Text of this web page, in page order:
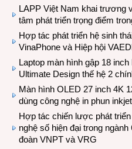
LAPP Việt Nam khai trương
tâm phát triển trọng điểm
Hợp tác phát triển hệ sinh
VinaPhone và Hiệp hội
Laptop màn hình gập 18
Ultimate Design thế hệ 2
Màn hình OLED 27 inch 4K
dùng công nghệ in phun
Hợp tác chiến lược phát
nghệ số hiện đại trong
đoàn VNPT và VRG